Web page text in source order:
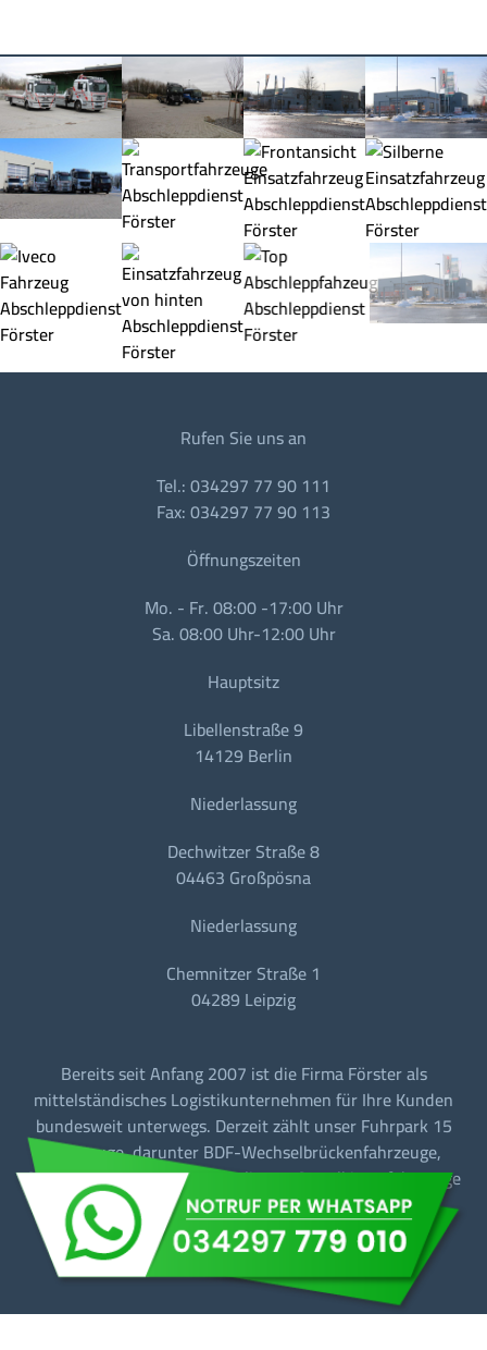
Rufen Sie uns an
Tel.: 034297 77 90 111
Fax: 034297 77 90 113
Öffnungszeiten
Mo. - Fr. 08:00 -17:00 Uhr
Sa. 08:00 Uhr-12:00 Uhr
Hauptsitz
Libellenstraße 9
14129 Berlin
Niederlassung
Dechwitzer Straße 8
04463 Großpösna
Niederlassung
Chemnitzer Straße 1
04289 Leipzig
Bereits seit Anfang 2007 ist die Firma Förster als
mittelständisches Logistikunternehmen für Ihre Kunden
bundesweit unterwegs. Derzeit zählt unser Fuhrpark 15
Fahrzeuge, darunter BDF-Wechselbrückenfahrzeuge,
Sattelzugmaschinen mit Tautliner + Sattelkipperfahrzeuge
für den Baustellen-/Linien-/Begegnungs- und
Fernverkehr.